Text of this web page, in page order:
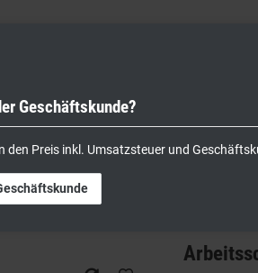
x 70
Geschäftskunde?
den Preis inkl. Umsatzsteuer und